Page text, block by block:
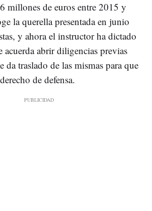
millones de euros entre 2015 y
la querella presentada en junio
y ahora el instructor ha dictado
acuerda abrir diligencias previas
da traslado de las mismas para que
de defensa.